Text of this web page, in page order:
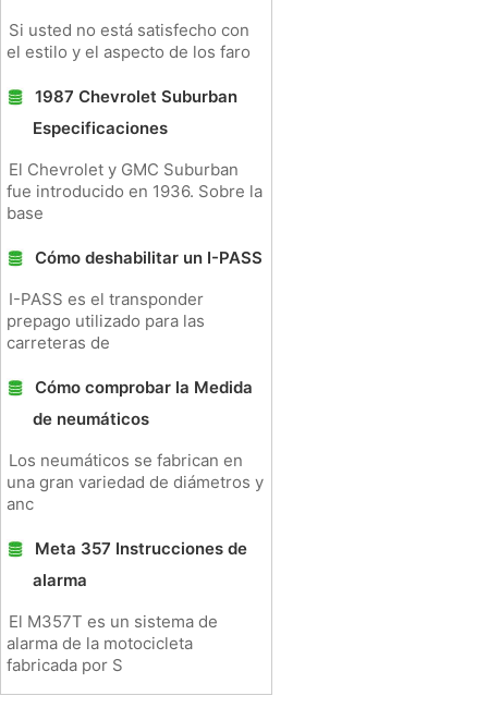
Si usted no está satisfecho con
el estilo y el aspecto de los faro
1987 Chevrolet Suburban
Especificaciones
El Chevrolet y GMC Suburban
fue introducido en 1936. Sobre la
base
Cómo deshabilitar un I-PASS
I-PASS es el transponder
prepago utilizado para las
carreteras de
Cómo comprobar la Medida
de neumáticos
Los neumáticos se fabrican en
una gran variedad de diámetros y
anc
Meta 357 Instrucciones de
alarma
El M357T es un sistema de
alarma de la motocicleta
fabricada por S